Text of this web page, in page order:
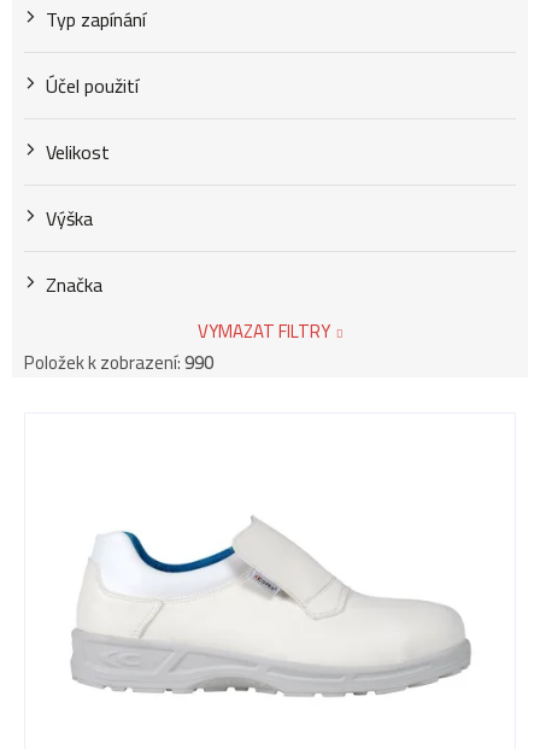
Typ zapínání
Účel použití
Velikost
Výška
Značka
VYMAZAT FILTRY
Položek k zobrazení:990